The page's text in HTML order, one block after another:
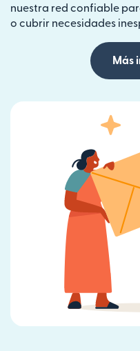
nuestra red confiable
o cubrir necesidades
Más